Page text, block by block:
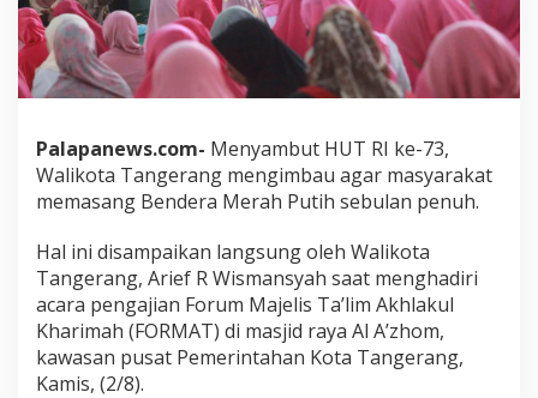
Palapanews.com- Menyambut HUT RI ke-73,
Walikota Tangerang mengimbau agar masyarakat
memasang Bendera Merah Putih sebulan penuh.
Hal ini disampaikan langsung oleh Walikota
Tangerang, Arief R Wismansyah saat menghadiri
acara pengajian Forum Majelis Ta’lim Akhlakul
Kharimah (FORMAT) di masjid raya Al A’zhom,
kawasan pusat Pemerintahan Kota Tangerang,
Kamis, (2/8).